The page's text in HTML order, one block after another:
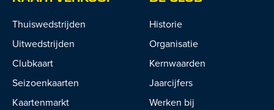
Thuiswedstrijden
Uitwedstrijden
Clubkaart
Seizoenkaarten
Kaartenmarkt
Historie
Organisatie
Kernwaarden
Jaarcijfers
Werken bij